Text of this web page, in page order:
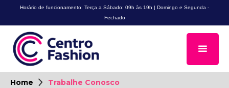
Horário de funcionamento: Terça a Sábado: 09h às 19h | Domingo e Segunda -
Fechado
Home Trabalhe Conosco